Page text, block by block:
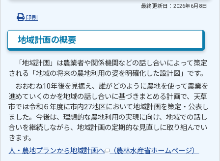
最終更新日：2026年6月8日
印刷
地域計画の概要
「地域計画」は農業者や関係機関などの話し合いによって策定
される「地域の将来の農地利用の姿を明確化した設計図」です。
おおむね10年後を見据え、誰がどのように農地を使って農業を
進めていくのかを地域の話し合いに基づきまとめる計画で、天草
市では令和６年度に市内27地区において地域計画を策定・公表し
ました。今後は、理想的な農地利用の実現に向け、地域での話し
合いを継続しながら、地域計画の定期的な見直しに取り組んでい
きます。
人・農地プランから地域計画へ
（農林水産省ホームページ）